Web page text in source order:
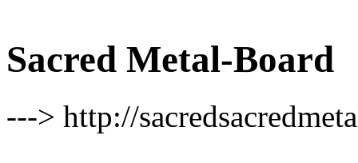
Sacred Metal-Board
---> http://